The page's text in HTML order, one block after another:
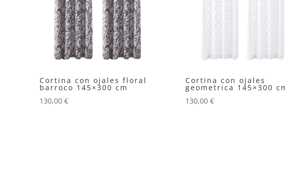
Cortina con ojales floral
barroco 145×300 cm
130,00 €
Cortina con ojales
geometrica 145×300
130,00 €